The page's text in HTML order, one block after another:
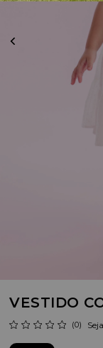
VESTIDO
(0)